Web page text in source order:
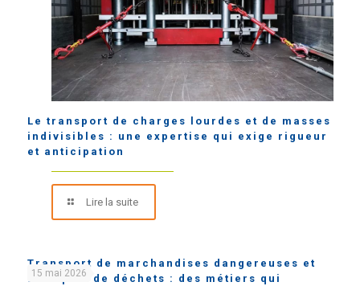
Le transport de charges lourdes et de masses
indivisibles : une expertise qui exige rigueur
et anticipation
Lire la suite
15 mai 2026
Transport de marchandises dangereuses et
transport de déchets : des métiers qui